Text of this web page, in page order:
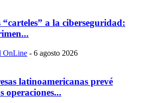
a la ciberseguridad:
OnLine - 6 agosto 2026
latinoamericanas prevé
operaciones...